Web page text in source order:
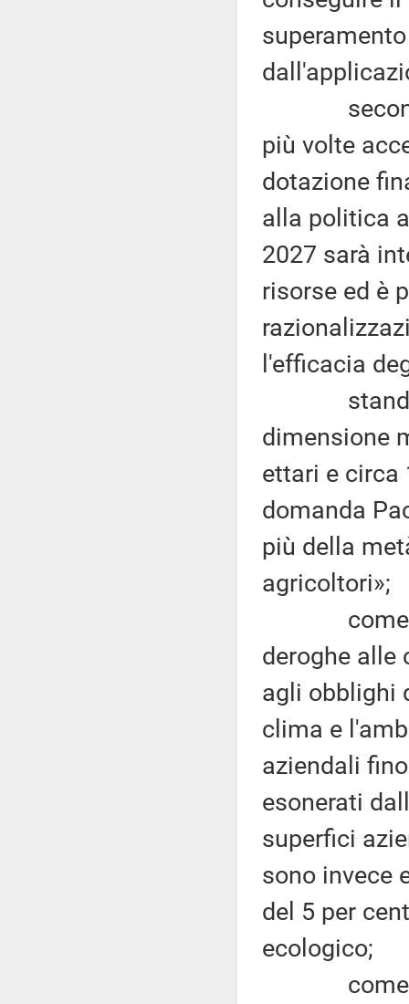
secondo
più volte
dotazione
alla politica
2027 sarà
risorse ed è
l'efficacia
stando ai
dimensione
ettari e circa
domanda
più della
agricoltori»;
come
deroghe
agli obblighi
clima e
aziendali
esonerati
superfici
sono invece
del 5 per
ecologico;
come